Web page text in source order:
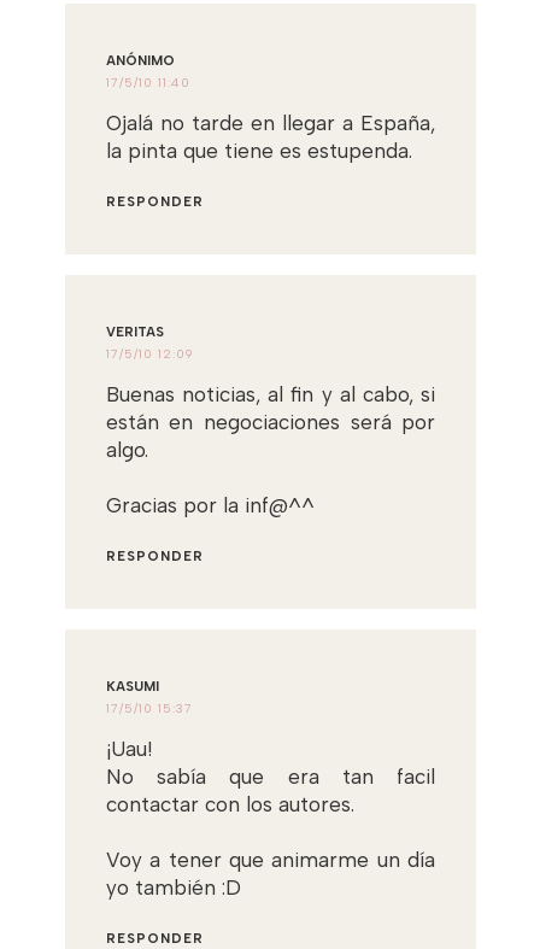
ANÓNIMO
17/5/10 11:40
Ojalá no tarde en llegar a España,
la pinta que tiene es estupenda.
RESPONDER
VERITAS
17/5/10 12:09
Buenas noticias, al fin y al cabo, si
están en negociaciones será por
algo.
Gracias por la inf@^^
RESPONDER
KASUMI
17/5/10 15:37
¡Uau!
No sabía que era tan facil
contactar con los autores.
Voy a tener que animarme un día
yo también :D
RESPONDER